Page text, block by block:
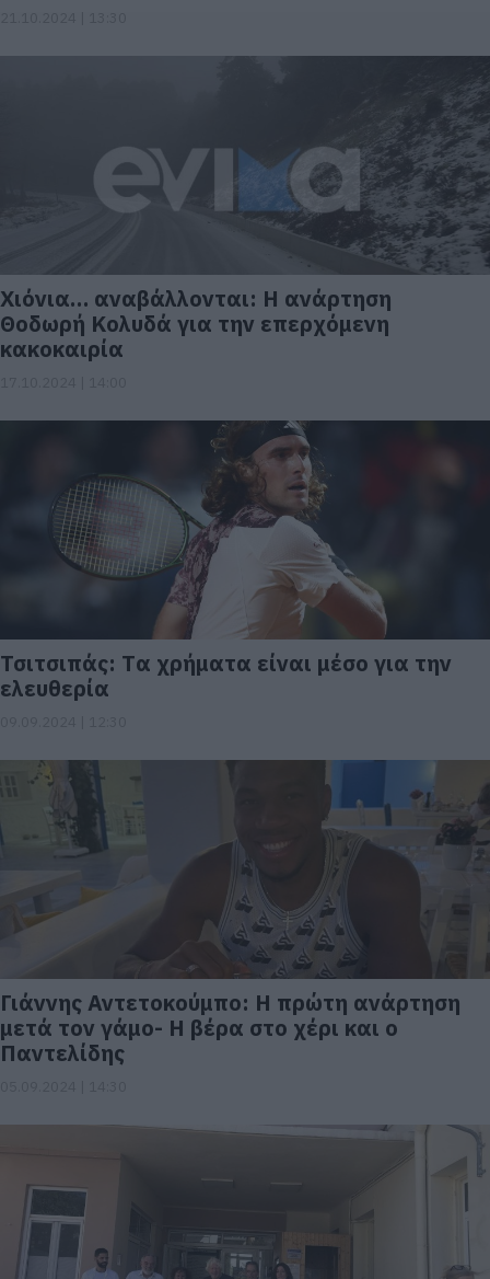
Χιόνια… αναβάλλονται: Η ανάρτηση
Θοδωρή Κολυδά για την επερχόμενη
κακοκαιρία
Τσιτσιπάς: Tα χρήματα είναι μέσο για την
ελευθερία
Γιάννης Αντετοκούμπο: Η πρώτη ανάρτηση
μετά τον γάμο- Η βέρα στο χέρι και ο
Παντελίδης